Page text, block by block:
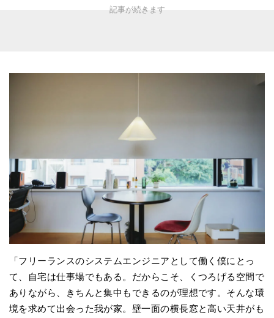
「フリーランスのシステムエンジニアとして働く僕にとっ
て、自宅は仕事場でもある。だからこそ、くつろげる空間で
ありながら、きちんと集中もできるのが理想です。そんな環
境を求めて出会った我が家。壁一面の横長窓と高い天井がも